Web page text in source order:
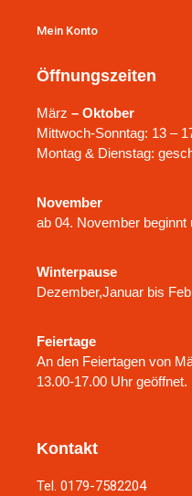
Kontakt
Tel. 0179-7582204
Öffnungszeiten
März – Oktober
Mittwoch-Sonntag: 13 –
Montag & Dienstag:
November
ab 04. November beginnt
Winterpause
Dezember,Januar bis
Feiertage
An den Feiertagen von
13.00-17.00 Uhr geöffnet.
Mein Konto